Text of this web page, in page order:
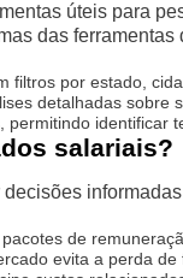
úteis para
das
filtros por estado,
detalhadas sobre
identificar
salariais?
de
evita a perda